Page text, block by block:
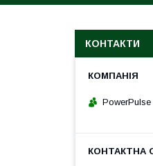
КОНТАКТИ
PowerPulse